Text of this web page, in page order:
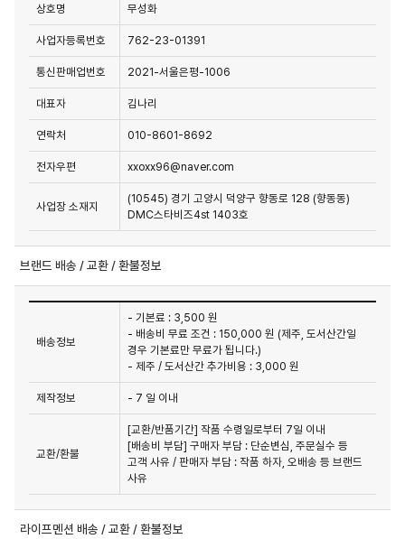
상호명 무성화
사업자등록번호 762-23-01391
통신판매업번호 2021-서울은평-1006
대표자 김나리
연락처 010-8601-8692
전자우편 xxoxx96@naver.com
사업장 소재지
(10545) 경기 고양시 덕양구 향동로 128 (향동동)
DMC스타비즈4st 1403호
브랜드 배송 / 교환 / 환불정보
배송정보
- 기본료 : 3,500 원
- 배송비 무료 조건 : 150,000 원 (제주, 도서산간일
경우 기본료만 무료가 됩니다.)
- 제주 / 도서산간 추가비용 : 3,000 원
제작정보 - 7 일 이내
교환/환불
[교환/반품기간] 작품 수령일로부터 7일 이내
[배송비 부담] 구매자 부담 : 단순변심, 주문실수 등
고객 사유 / 판매자 부담 : 작품 하자, 오배송 등 브랜드
사유
라이프멘션 배송 / 교환 / 환불정보